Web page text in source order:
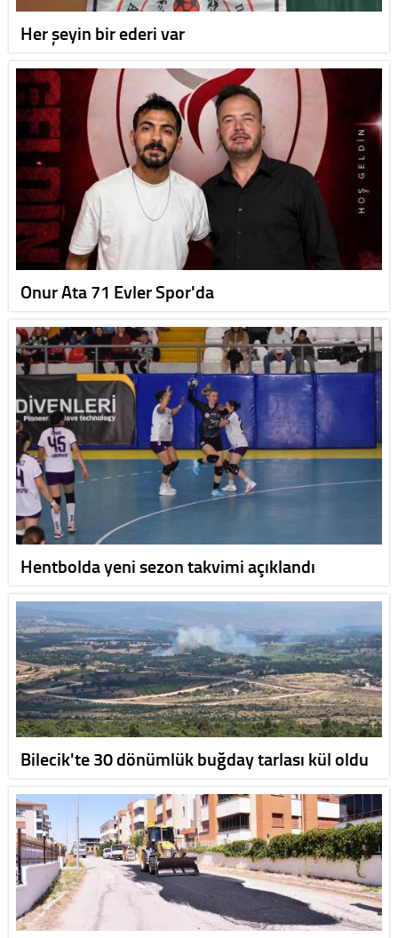
Her şeyin bir ederi var
Onur Ata 71 Evler Spor'da
Hentbolda yeni sezon takvimi açıklandı
Bilecik'te 30 dönümlük buğday tarlası kül oldu